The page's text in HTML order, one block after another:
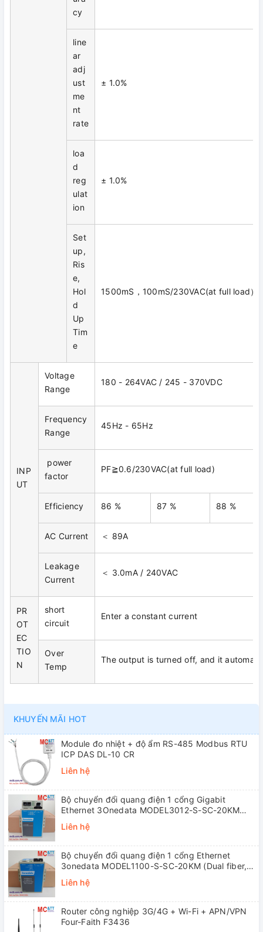
cy
line
ar
adj
ust
me
nt
rate
± 1.0%
loa
d
reg
ulat
ion
± 1.0%
Set
up,
Ris
e,
Hol
d
Up
Tim
e
1500mS，100mS/230VAC(at full load）
INP
UT
Voltage
Range
180 - 264VAC / 245 - 370VDC
Frequency
Range
45Hz - 65Hz
power
factor
PF≧0.6/230VAC(at full load)
Efficiency 86 % 87 % 88 %
AC Current ＜ 89A
Leakage
Current
＜ 3.0mA / 240VAC
PR
OT
EC
TIO
N
short
circuit
Enter a constant current
Over
Temp
The output is turned off, and it
KHUYẾN MÃI HOT
Module đo nhiệt + độ ẩm RS-485 Modbus RTU
ICP DAS DL-10 CR
Liên hệ
Bộ chuyển đổi quang điện 1 cổng Gigabit
Ethernet 3Onedata MODEL3012-S-SC-20KM
Liên hệ
Bộ chuyển đổi quang điện 1 cổng Ethernet
3onedata MODEL1100-S-SC-20KM (Dual fiber,
Liên hệ
Router công nghiệp 3G/4G + Wi-Fi + APN/VPN
Four-Faith F3436